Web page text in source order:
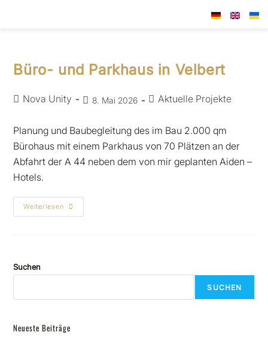
Büro- und Parkhaus in Velbert
Nova Unity 8. Mai 2026 Aktuelle Projekte
Planung und Baubegleitung des im Bau 2.000 qm
Bürohaus mit einem Parkhaus von 70 Plätzen an der
Abfahrt der A 44 neben dem von mir geplanten Aiden –
Hotels.
Weiterlesen
Suchen
SUCHEN
Neueste Beiträge